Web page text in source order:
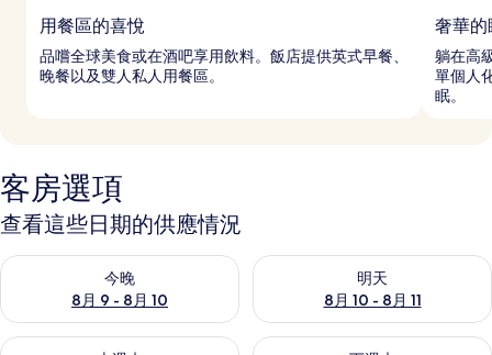
用餐區的喜悅
品嚐全球美食或在酒吧享用飲料。飯店提供英式早餐、
晚餐以及雙人私人用餐區。
奢華的
躺在高
單個人
眠。
客房選項
查看這些日期的供應情況
今晚
8月 9 - 8月 10
查看今晚 (8月 9 - 8月 10) 的供應情況
明天
8月 10 - 8月 11
查看明天 (8月 10 - 8月 11) 的
查看本週末 (8月 14 - 8月 16) 的供應情況查看下週末 (8月 21 - 8月 23)